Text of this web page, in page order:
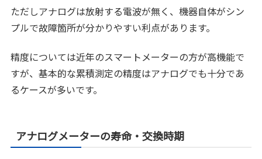
ただしアナログは放射する電波が無く、機器自体がシン
プルで故障箇所が分かりやすい利点があります。
精度については近年のスマートメーターの方が高機能で
すが、基本的な累積測定の精度はアナログでも十分であ
るケースが多いです。
アナログメーターの寿命・交換時期